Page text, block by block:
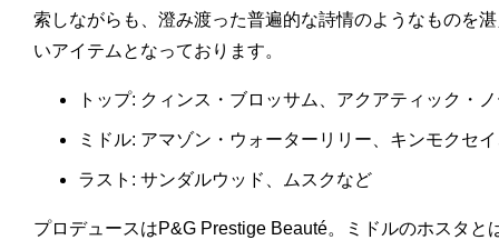
索しながらも、澄み渡った普遍的な詩情のようなものを
いアイテムとなっております。
トップ: クィンス・ブロッサム、アクアティック・
ミドル: アマゾン・ウォーターリリー、キンモクセ
ラスト: サンダルウッド、ムスクなど
プロデュースはP&G Prestige Beauté。ミドルのホスタと